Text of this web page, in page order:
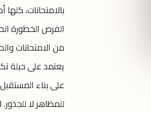
بالامتحانات،
الفرص الخطورة
من الامتحانات
يعتمد على حيلة
على بناء
للمظاهر لا